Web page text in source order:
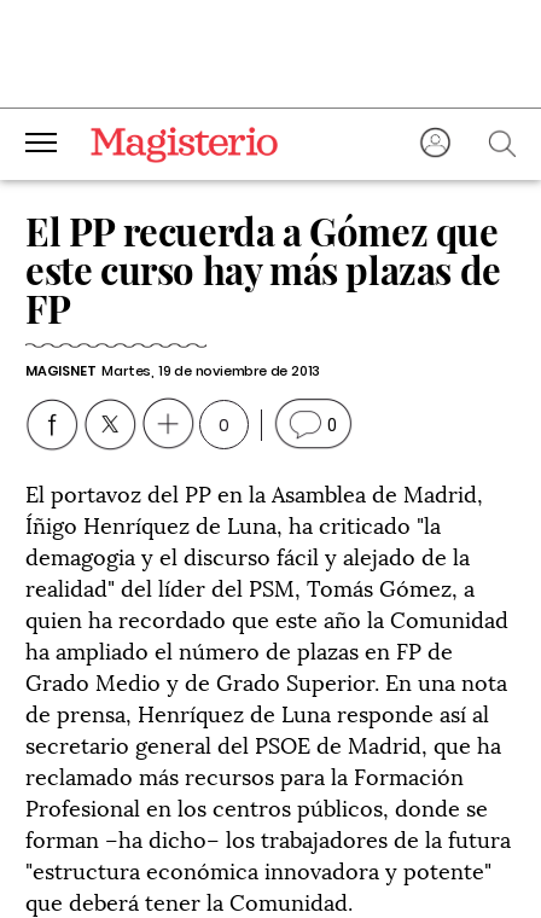
El PP recuerda a Gómez que
este curso hay más plazas de
FP
MAGISNET Martes, 19 de noviembre de 2013
0 0
El portavoz del PP en la Asamblea de Madrid,
Íñigo Henríquez de Luna, ha criticado "la
demagogia y el discurso fácil y alejado de la
realidad" del líder del PSM, Tomás Gómez, a
quien ha recordado que este año la Comunidad
ha ampliado el número de plazas en FP de
Grado Medio y de Grado Superior. En una nota
de prensa, Henríquez de Luna responde así al
secretario general del PSOE de Madrid, que ha
reclamado más recursos para la Formación
Profesional en los centros públicos, donde se
forman –ha dicho– los trabajadores de la futura
"estructura económica innovadora y potente"
que deberá tener la Comunidad.